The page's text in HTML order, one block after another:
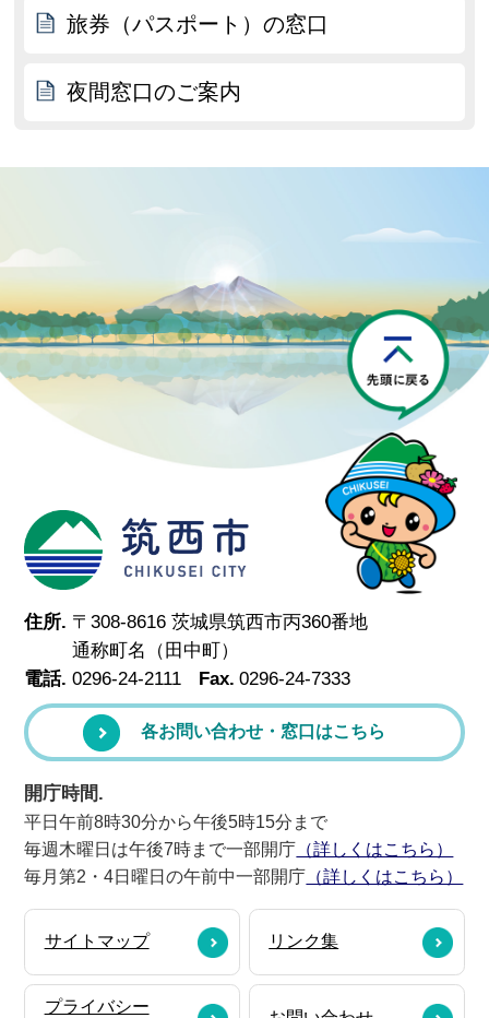
旅券（パスポート）の窓口
夜間窓口のご案内
筑西市
住所. 〒308-8616 茨城県筑西市丙360番地
通称町名（田中町）
電話. 0296-24-2111 Fax. 0296-24-7333
各お問い合わせ・窓口はこちら
開庁時間.
平日午前8時30分から午後5時15分まで
毎週木曜日は午後7時まで一部開庁 （詳しくはこちら）
毎月第2・4日曜日の午前中一部開庁 （詳しくはこちら）
サイトマップ リンク集
プライバシー